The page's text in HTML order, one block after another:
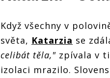
Když všechny v
světa, Katarzia se
celibát těla," zpívala v
izolaci mrazilo.